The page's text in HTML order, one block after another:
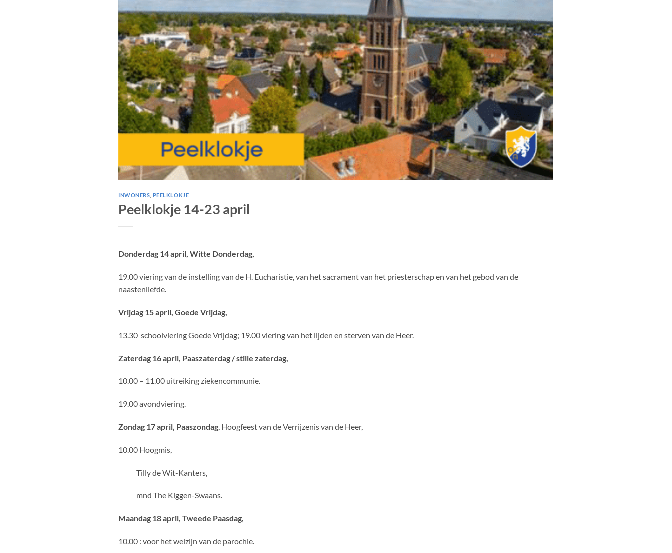
INWONERS PEELKLOKJE
Peelklokje 14-23 april
Donderdag 14 april, Witte Donderdag,
19.00 viering van de instelling van de H. Eucharistie, van het sacrament van het priesterschap en van het gebod van de
naastenliefde.
Vrijdag 15 april, Goede Vrijdag,
13.30 schoolviering Goede Vrijdag; 19.00 viering van het lijden en sterven van de Heer.
Zaterdag 16 april, Paaszaterdag / stille zaterdag,
10.00 – 11.00 uitreiking ziekencommunie.
19.00 avondviering.
Zondag 17 april, Paaszondag, Hoogfeest van de Verrijzenis van de Heer,
10.00 Hoogmis,
Tilly de Wit-Kanters,
mnd The Kiggen-Swaans.
Maandag 18 april, Tweede Paasdag,
10.00 : voor het welzijn van de parochie.